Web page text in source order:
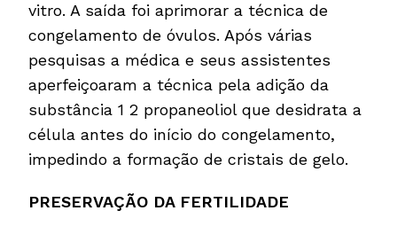
vitro. A saída foi aprimorar a técnica de
congelamento de óvulos. Após várias
pesquisas a médica e seus assistentes
aperfeiçoaram a técnica pela adição da
substância 1 2 propaneoliol que desidrata a
célula antes do início do congelamento,
impedindo a formação de cristais de gelo.
PRESERVAÇÃO DA FERTILIDADE